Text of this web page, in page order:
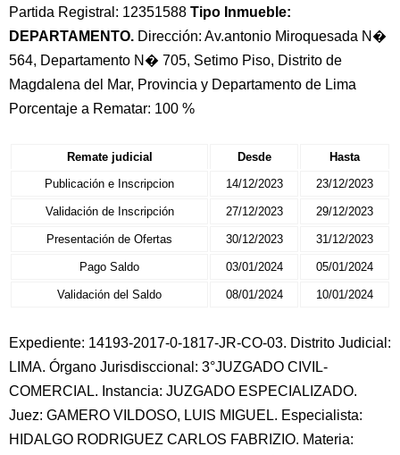
Partida Registral: 12351588 Tipo Inmueble:
DEPARTAMENTO. Dirección: Av.antonio Miroquesada N�
564, Departamento N� 705, Setimo Piso, Distrito de
Magdalena del Mar, Provincia y Departamento de Lima
Porcentaje a Rematar: 100 %
Remate judicial Desde
Hasta
Publicación e Inscripcion
14/12/2023 23/12/2023
Validación de Inscripción 27/12/2023 29/12/2023
Presentación de Ofertas 30/12/2023 31/12/2023
Pago Saldo 03/01/2024 05/01/2024
Validación del Saldo 08/01/2024 10/01/2024
Expediente: 14193-2017-0-1817-JR-CO-03. Distrito Judicial:
LIMA. Órgano Jurisdisccional: 3°JUZGADO CIVIL-
COMERCIAL. Instancia: JUZGADO ESPECIALIZADO.
Juez: GAMERO VILDOSO, LUIS MIGUEL. Especialista:
HIDALGO RODRIGUEZ CARLOS FABRIZIO. Materia: